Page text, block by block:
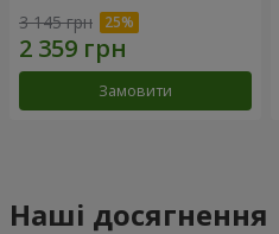
3 145 грн
Замовити
Наші досягнення